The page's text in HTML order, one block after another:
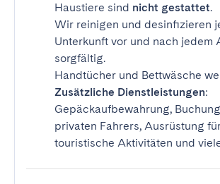
Haustiere sind nicht gestattet.
Wir reinigen und desinfizieren
Unterkunft vor und nach jedem
sorgfältig.
Handtücher und Bettwäsche
Zusätzliche Dienstleistungen:
Gepäckaufbewahrung,
privaten Fahrers, Ausrüstung
touristische Aktivitäten und